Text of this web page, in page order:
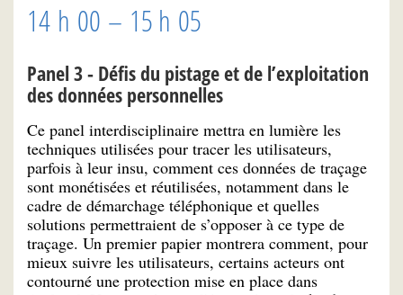
14 h 00 – 15 h 05
Panel 3 - Défis du pistage et de l’exploitation
des données personnelles
Ce panel interdisciplinaire mettra en lumière les
techniques utilisées pour tracer les utilisateurs,
parfois à leur insu, comment ces données de traçage
sont monétisées et réutilisées, notamment dans le
cadre de démarchage téléphonique et quelles
solutions permettraient de s’opposer à ce type de
traçage. Un premier papier montrera comment, pour
mieux suivre les utilisateurs, certains acteurs ont
contourné une protection mise en place dans